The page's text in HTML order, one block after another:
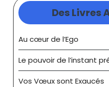
Des Livres
Au cœur de l’Ego
Le pouvoir de l’instant
Vos Vœux sont Exaucés